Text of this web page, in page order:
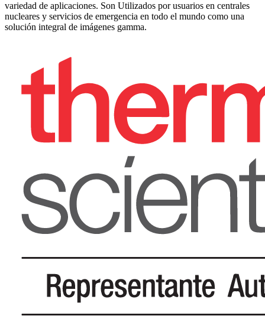
variedad de aplicaciones. Son Utilizados por usuarios en centrales
nucleares y servicios de emergencia en todo el mundo como una
solución integral de imágenes gamma.